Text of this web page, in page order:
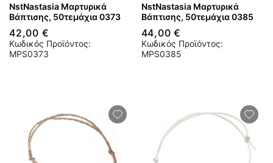
NstNastasia Μαρτυρικά
Βάπτισης, 50τεμάχια 0373
42,00 €
Κωδικός Προϊόντος:
MPS0373
NstNastasia Μαρτυρικά
Βάπτισης, 50τεμάχια 0385
44,00 €
Κωδικός Προϊόντος:
MPS0385